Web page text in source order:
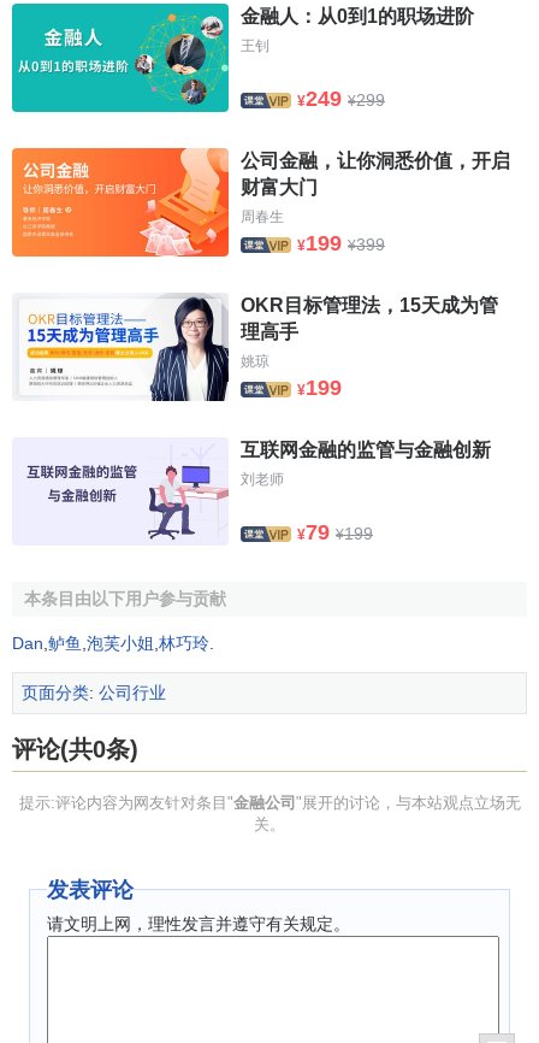
还可以通过参加行业联合会，与业内著名公司、咨询公司沟
通的方式，获得更多、更全面的
司层面的风险。二是从内部管理人员处获取公司层面的风险
意见。各级管理人员要系统分析公司所处的内外部环境，从
点、竞争态势等。与此同时，公司也要对自身的资源和能力
进行分析，包括：人力资源状况、财务状况
况、核心竞争力等。
企业除必须识别公司层面的风险外，还应辨识业务层面
的风险。通过采取必要措施应对业务层面的风险，有助于把
公司层面的风险维持在一个合理的、可接受的水平上。公司
战略投资者、客户等相关利益方获得公
司的业绩表现、
客户满意度、市场
中来识别隐藏的风险。二是从业务管理人员处获取更加详细
价格、销售渠道以及促销等相关信息，来进一
↑1.0 1.1鲁昌荣,何建敏,丁德臣.金融公司全面
别.研究西安电子科技大学学报(社会科学版).2009年1
月第19卷第1期
粗体
金融人：从0到1的职场进阶
王钊
¥249 ¥299
公司金融，让你洞悉价值，开启
财富大门
周春生
¥199 ¥399
OKR目标管理法，15天成为管
理高手
姚琼
¥199
互联网金融的监管与金融创新
刘老师
¥79 ¥199
本条目由以下用户参与贡献
Dan 鲈鱼 泡芙小姐 林巧玲
页面分类: 公司行业
评论(共0条)
提示:评论内容为网友针对条目"金融公司"展开的讨论，与本站观点立场无
关。
发表评论
请文明上网，理性发言并遵守有关规定。